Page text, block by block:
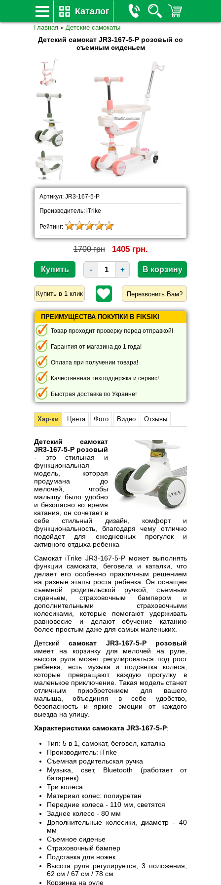
Каталог
Главная » Детские самокаты
Детский самокат JR3-167-5-P розовый со
съемным сиденьем
Артикул: JR3-167-5-P
Производитель: iTrike
Рейтинг:
1700 грн 1405 грн.
- +
Перезвонить Вам?
ПРЕИМУЩЕСТВА ПОКУПКИ В FIKSIKI
Товар проходит проверку перед отправкой!
Гарантия от магазина до 1 года!
Оплата при получении товара!
Качественная техподдержка и сервис!
Быстрая доставка по Украине!
Хар-ки Цвета Фото Видео Отзывы
Детский самокат
JR3-167-5-P розовый
- это стильная и
функциональная
модель, которая
продумана до
мелочей, чтобы
малышу было удобно
и безопасно во время
катания, он сочетает в
себе стильный дизайн, комфорт и
функциональность, благодаря чему отлично
подойдет для ежедневных прогулок и
активного отдыха ребенка
Самокат iTrike JR3-167-5-P может выполнять
функции самоката, беговела и каталки, что
делает его особенно практичным решением
на разные этапы роста ребенка. Он оснащен
съемной родительской ручкой, съемным
сиденьем, страховочным бампером и
дополнительными страховочными
колесиками, которые помогают удерживать
равновесие и делают обучение катанию
более простым даже для самых маленьких.
Детскийсамокат JR3-167-5-P розовый
имеет на корзинку для мелочей на руле,
высота руля может регулироваться под рост
ребенка, есть музыка и подсветка колеса,
которые превращают каждую прогулку в
маленькое приключение. Такая модель станет
отличным приобретением для вашего
малыша, объединяя в себе удобство,
безопасность и яркие эмоции от каждого
выезда на улицу.
Характеристики самоката JR3-167-5-P:
Тип: 5 в 1, самокат, беговел, каталка
Производитель: iTrike
Съемная родительская ручка
Музыка, свет, Bluetooth (работает от
батареек)
Три колеса
Материал колес: полиуретан
Передние колеса - 110 мм, светятся
Заднее колесо - 80 мм
Дополнительные колесики, диаметр - 40
мм
Съемное сиденье
Страховочный бампер
Подставка для ножек
Высота руля регулируется, 3 положения,
62 см / 67 см / 78 см
Корзинка на руле